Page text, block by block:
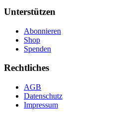
Unterstützen
Abonnieren
Shop
Spenden
Rechtliches
AGB
Datenschutz
Impressum